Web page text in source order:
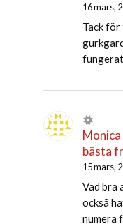
16 mars,
Tack för
bästa
15 mars,
Vad bra
också
numera